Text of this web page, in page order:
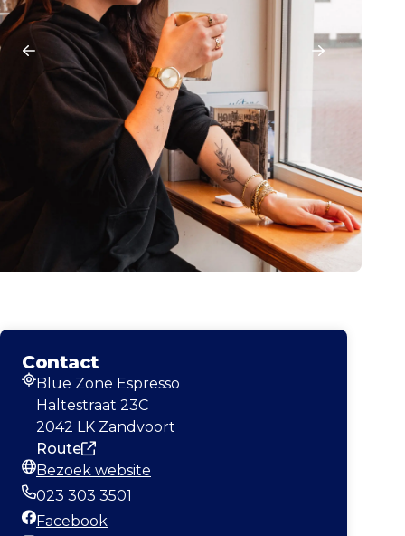
Contact
Adres
Blue Zone Espresso
Haltestraat 23C
2042 LK Zandvoort
Route
Website
Bezoek website
Telefoonnummer
023 303 3501
Facebook